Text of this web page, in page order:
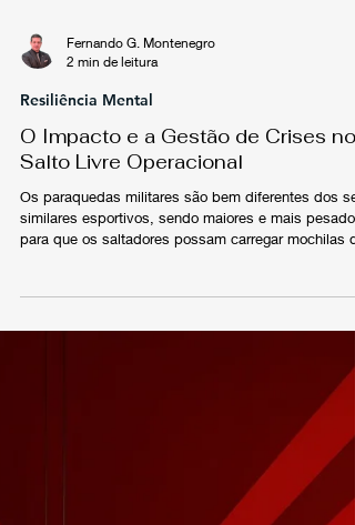
Fernando G. Montenegro
Resiliência Mental
O Impacto e a Gestão de Crises no
Salto Livre Operacional
Os paraquedas militares são bem diferentes dos
equipamento necessário para a missão.